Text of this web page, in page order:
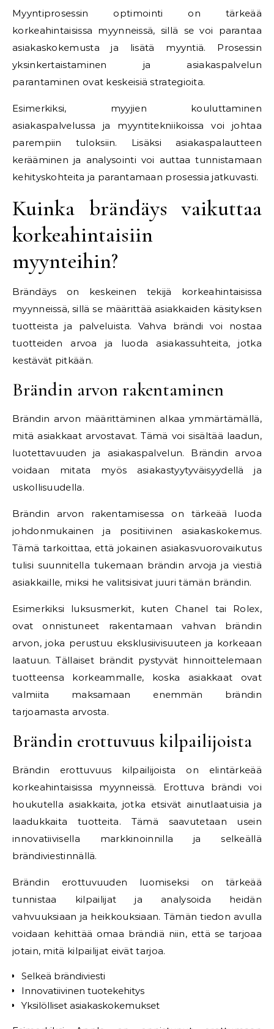
Myyntiprosessin optimointi on tärkeää
korkeahintaisissa myynneissä, sillä se voi parantaa
asiakaskokemusta ja lisätä myyntiä. Prosessin
yksinkertaistaminen ja asiakaspalvelun
parantaminen ovat keskeisiä strategioita.
Esimerkiksi, myyjien kouluttaminen
asiakaspalvelussa ja myyntitekniikoissa voi johtaa
parempiin tuloksiin. Lisäksi asiakaspalautteen
kerääminen ja analysointi voi auttaa tunnistamaan
kehityskohteita ja parantamaan prosessia jatkuvasti.
Kuinka brändäys vaikuttaa
korkeahintaisiin
myynteihin?
Brändäys on keskeinen tekijä korkeahintaisissa
myynneissä, sillä se määrittää asiakkaiden käsityksen
tuotteista ja palveluista. Vahva brändi voi nostaa
tuotteiden arvoa ja luoda asiakassuhteita, jotka
kestävät pitkään.
Brändin arvon rakentaminen
Brändin arvon määrittäminen alkaa ymmärtämällä,
mitä asiakkaat arvostavat. Tämä voi sisältää laadun,
luotettavuuden ja asiakaspalvelun. Brändin arvoa
voidaan mitata myös asiakastyytyväisyydellä ja
uskollisuudella.
Brändin arvon rakentamisessa on tärkeää luoda
johdonmukainen ja positiivinen asiakaskokemus.
Tämä tarkoittaa, että jokainen asiakasvuorovaikutus
tulisi suunnitella tukemaan brändin arvoja ja viestiä
asiakkaille, miksi he valitsisivat juuri tämän brändin.
Esimerkiksi luksusmerkit, kuten Chanel tai Rolex,
ovat onnistuneet rakentamaan vahvan brändin
arvon, joka perustuu eksklusiivisuuteen ja korkeaan
laatuun. Tällaiset brändit pystyvät hinnoittelemaan
tuotteensa korkeammalle, koska asiakkaat ovat
valmiita maksamaan enemmän brändin
tarjoamasta arvosta.
Brändin erottuvuus kilpailijoista
Brändin erottuvuus kilpailijoista on elintärkeää
korkeahintaisissa myynneissä. Erottuva brändi voi
houkutella asiakkaita, jotka etsivät ainutlaatuisia ja
laadukkaita tuotteita. Tämä saavutetaan usein
innovatiivisella markkinoinnilla ja selkeällä
brändiviestinnällä.
Brändin erottuvuuden luomiseksi on tärkeää
tunnistaa kilpailijat ja analysoida heidän
vahvuuksiaan ja heikkouksiaan. Tämän tiedon avulla
voidaan kehittää omaa brändiä niin, että se tarjoaa
jotain, mitä kilpailijat eivät tarjoa.
Selkeä brändiviesti
Innovatiivinen tuotekehitys
Yksilölliset asiakaskokemukset